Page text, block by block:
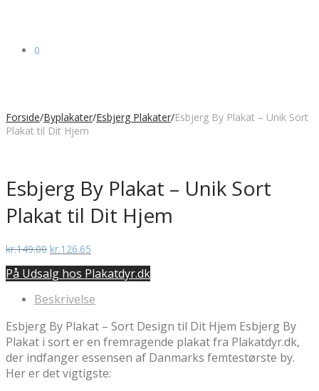
0
Forside/Byplakater/Esbjerg Plakater/Esbjerg By Plakat – Unik Sort
Plakat til Dit Hjem
Esbjerg By Plakat – Unik Sort
Plakat til Dit Hjem
kr.149.00 Den
pris
kr.149.00.
kr.126.65
pris
kr.126.65.
På Udsalg hos Plakatdyr.dk
Beskrivelse
Esbjerg By Plakat – Sort Design til Dit Hjem Esbjerg By
Plakat i sort er en fremragende plakat fra Plakatdyr.dk,
der indfanger essensen af Danmarks femtestørste by.
Her er det vigtigste: